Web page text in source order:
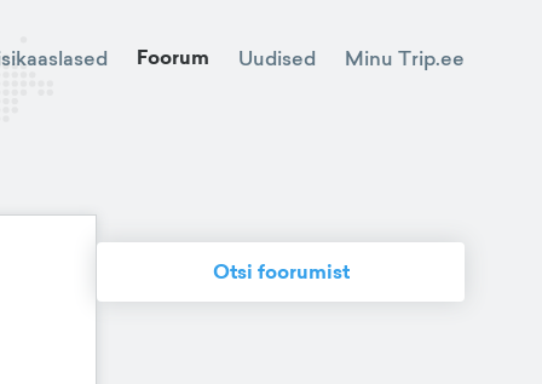
Foorum Uudised Minu Trip.ee
Otsi foorumist